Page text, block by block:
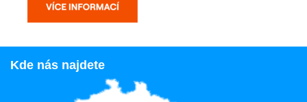
Kde nás najdete